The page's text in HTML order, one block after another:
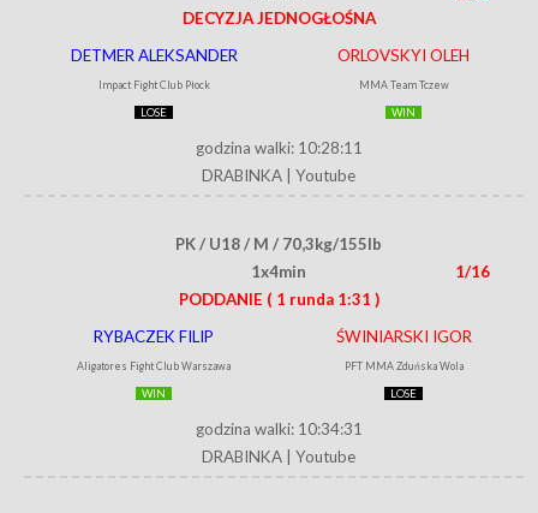
DECYZJA JEDNOGŁOŚNA
DETMER ALEKSANDER
Impact Fight Club Płock
LOSE
ORLOVSKYI OLEH
MMA Team Tczew
WIN
godzina walki: 10:28:11
DRABINKA
Youtube
PK / U18 / M / 70,3kg/155lb
1x4min
1/16
PODDANIE ( 1 runda 1:31 )
RYBACZEK FILIP
Aligatores Fight Club Warszawa
WIN
ŚWINIARSKI IGOR
PFT MMA Zduńska Wola
LOSE
godzina walki: 10:34:31
DRABINKA
Youtube